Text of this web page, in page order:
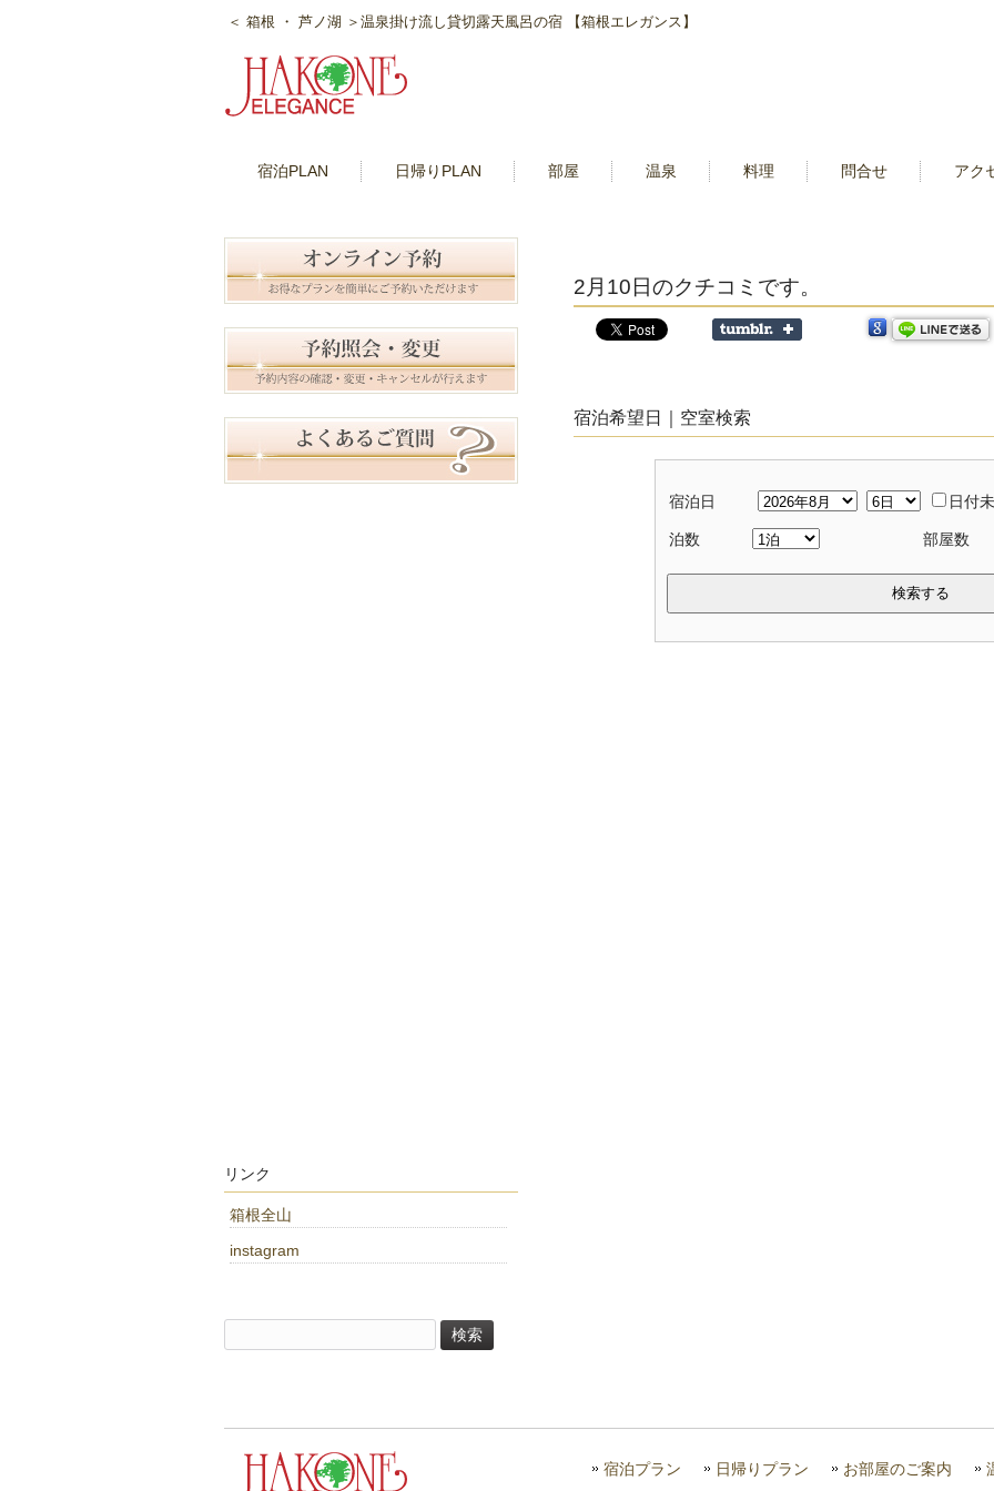
＜ 箱根 ・ 芦ノ湖 ＞温泉掛け流し貸切露天風呂の宿 【箱根エレガンス】
宿泊PLAN 日帰りPLAN 部屋 温泉 料理 問合せ アク
2月10日のクチコミです。
宿泊希望日｜空室検索
宿泊日 日付
泊数 部屋数
検索する
リンク
箱根全山
instagram
索:
宿泊プラン 日帰りプラン お部屋のご案内